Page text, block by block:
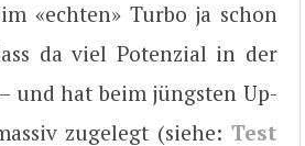
«echten» Turbo ja schon
da viel Potenzial in der
und hat beim jüngsten Up-
zugelegt (siehe: Test